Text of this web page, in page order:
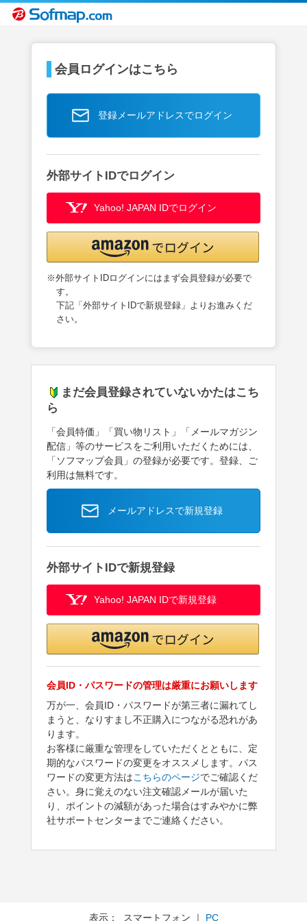
会員ログインはこちら
登録メールアドレスでログイン
外部サイトIDでログイン
Yahoo! JAPAN IDでログイン
※外部サイトIDログインにはまず会員登録が必要で
す。
下記「外部サイトIDで新規登録」よりお進みくだ
さい。
まだ会員登録されていないかたはこち
ら
「会員特価」「買い物リスト」「メールマガジン
配信」等のサービスをご利用いただくためには、
「ソフマップ会員」の登録が必要です。登録、ご
利用は無料です。
メールアドレスで新規登録
外部サイトIDで新規登録
Yahoo! JAPAN IDで新規登録
会員ID・パスワードの管理は厳重にお願いします
万が一、会員ID・パスワードが第三者に漏れてし
まうと、なりすまし不正購入につながる恐れがあ
ります。
お客様に厳重な管理をしていただくとともに、定
期的なパスワードの変更をオススメします。パス
ワードの変更方法はこちらのページでご確認くだ
さい。身に覚えのない注文確認メールが届いた
り、ポイントの減額があった場合はすみやかに弊
社サポートセンターまでご連絡ください。
表示： スマートフォン ｜ PC